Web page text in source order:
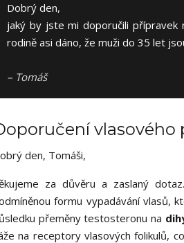
Dobrý den,
jaký by jste mi doporučili
rodině asi dáno, že muži do 35 let
– Tomáš
vlasového
den, Tomáši,
za důvěru a zaslaný
formu vypadávání vlasů,
přeměny testosteronu na
na receptory vlasových folikulů,